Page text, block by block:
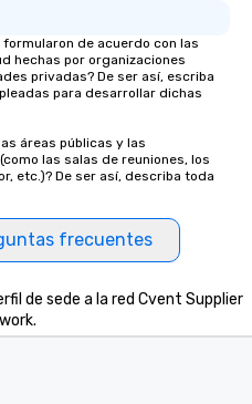
de acuerdo con las
hechas por organizaciones
privadas? De ser así, escriba
para desarrollar dichas
áreas públicas y las
las salas de reuniones, los
etc.)? De ser así, describa toda
frecuentes
de sede a la red Cvent Supplier